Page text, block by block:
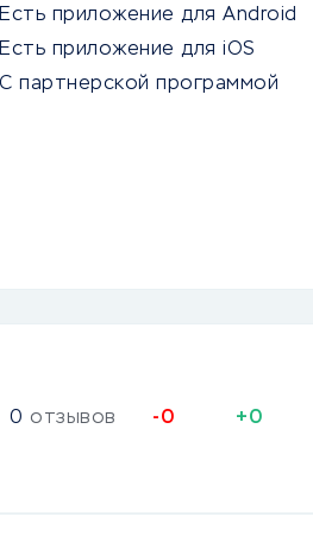
Есть приложение для Android
Есть приложение для iOS
С партнерской программой
0 отзывов -0 +0